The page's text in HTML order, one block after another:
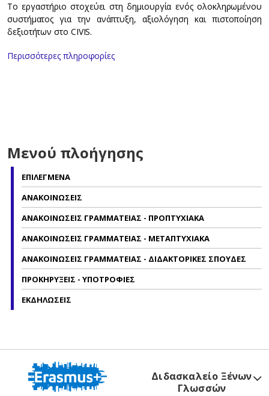
Το εργαστήριο στοχεύει στη δημιουργία ενός ολοκληρωμένου
συστήματος για την ανάπτυξη, αξιολόγηση και πιστοποίηση
δεξιοτήτων στο CIVIS.
Περισσότερες πληροφορίες
Μενού πλοήγησης
ΕΠΙΛΕΓΜΕΝΑ
ΑΝΑΚΟΙΝΩΣΕΙΣ
ΑΝΑΚΟΙΝΩΣΕΙΣ ΓΡΑΜΜΑΤΕΙΑΣ - ΠΡΟΠΤΥΧΙΑΚΑ
ΑΝΑΚΟΙΝΩΣΕΙΣ ΓΡΑΜΜΑΤΕΙΑΣ - ΜΕΤΑΠΤΥΧΙΑΚΑ
ΑΝΑΚΟΙΝΩΣΕΙΣ ΓΡΑΜΜΑΤΕΙΑΣ - ΔΙΔΑΚΤΟΡΙΚΕΣ ΣΠΟΥΔΕΣ
ΠΡΟΚΗΡΥΞΕΙΣ - ΥΠΟΤΡΟΦΙΕΣ
ΕΚΔΗΛΩΣΕΙΣ
Διδασκαλείο Ξένων
Γλωσσών